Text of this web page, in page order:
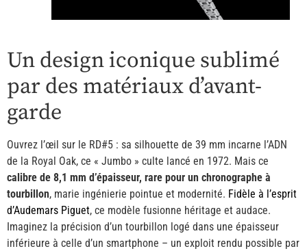
Un design iconique sublimé
par des matériaux d’avant-
garde
Ouvrez l’œil sur le RD#5 : sa silhouette de 39 mm incarne l’ADN
de la Royal Oak, ce « Jumbo » culte lancé en 1972. Mais ce
calibre de 8,1 mm d’épaisseur, rare pour un chronographe à
tourbillon, marie ingénierie pointue et modernité. Fidèle à l’esprit
d’Audemars Piguet, ce modèle fusionne héritage et audace.
Imaginez la précision d’un tourbillon logé dans une épaisseur
inférieure à celle d’un smartphone – un exploit rendu possible par